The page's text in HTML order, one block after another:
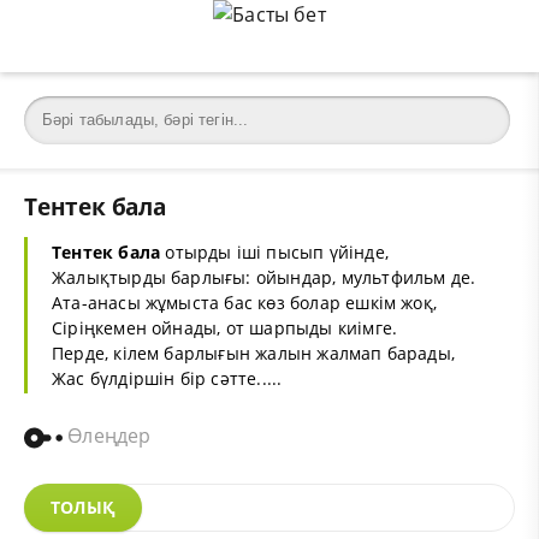
Тентек бала
Тентек бала отырды іші пысып үйінде,
Жалықтырды барлығы: ойындар, мультфильм де.
Ата-анасы жұмыста бас көз болар ешкім жоқ,
Сіріңкемен ойнады, от шарпыды киімге.
Перде, кілем барлығын жалын жалмап барады,
Жас бүлдіршін бір сәтте.....
Өлеңдер
ТОЛЫҚ